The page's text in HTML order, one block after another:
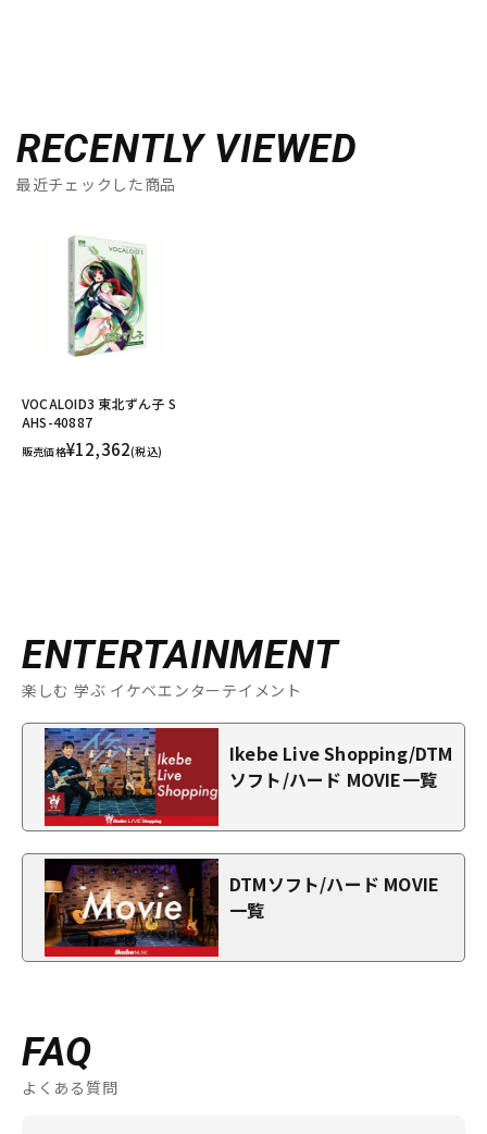
RECENTLY VIEWED
最近チェックした商品
VOCALOID3 東北ずん子 S
AHS-40887
販売価格¥12,362(税込)
ENTERTAINMENT
楽しむ 学ぶ イケベエンターテイメント
Ikebe Live Shopping/DTM
ソフト/ハード MOVIE一覧
DTMソフト/ハード MOVIE
一覧
FAQ
よくある質問